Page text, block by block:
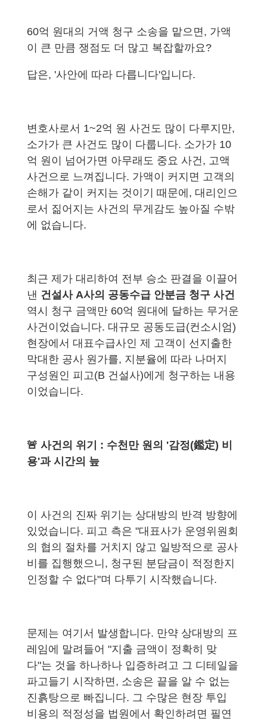
60억 원대의 거액 청구 소송을 맡으면, 가액
이 큰 만큼 쟁점도 더 많고 복잡할까요?
답은, '사안에 따라 다릅니다'입니다.
변호사로서 1~2억 원 사건도 많이 다루지만,
소가가 큰 사건도 많이 다룹니다. 소가가 10
억 원이 넘어가면 아무래도 중요 사건, 고액
사건으로 느껴집니다. 가액이 커지면 고객의
손해가 같이 커지는 것이기 때문에, 대리인으
로서 짊어지는 사건의 무게감도 높아질 수밖
에 없습니다.
최근 제가 대리하여 전부 승소 판결을 이끌어
낸 건설사 A사의 공동수급 안분금 청구 사건
역시 청구 금액만 60억 원대에 달하는 무거운
사건이었습니다. 대규모 공동도급(컨소시엄)
현장에서 대표수급사인 제 고객이 선지출한
막대한 공사 원가를, 지분율에 따라 나머지
구성원인 피고(B 건설사)에게 청구하는 내용
이었습니다.
🚨 사건의 위기 : 수천만 원의 '감정(鑑定) 비
용'과 시간의 늪
이 사건의 진짜 위기는 상대방의 반격 방향에
있었습니다. 피고 측은 "대표사가 운영위원회
의 협의 절차를 거치지 않고 일방적으로 공사
비를 집행했으니, 청구된 분담금이 적정한지
인정할 수 없다"며 다투기 시작했습니다.
문제는 여기서 발생합니다. 만약 상대방의 프
레임에 말려들어 "지출 금액이 정확히 맞
다"는 것을 하나하나 입증하려고 그 디테일을
파고들기 시작하면, 소송은 끝을 알 수 없는
진흙탕으로 빠집니다. 그 수많은 현장 투입
비용의 적정성을 법원에서 확인하려면 필연